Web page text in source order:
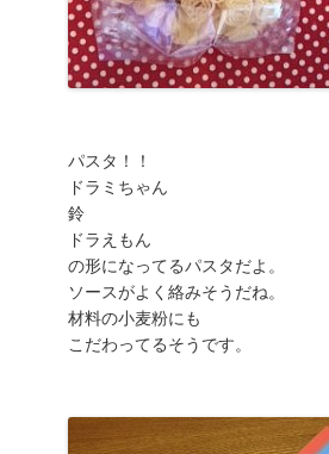
パスタ！！
ドラミちゃん
鈴
ドラえもん
の形になってるパスタだよ。
ソースがよく絡みそうだね。
材料の小麦粉にも
こだわってるそうです。